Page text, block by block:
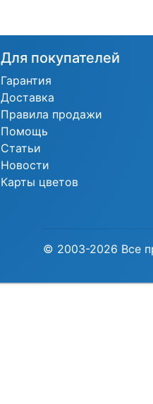
Для покупателей
Гарантия
Доставка
Правила продажи
Помощь
Статьи
Новости
Карты цветов
© 2003-2026 Все